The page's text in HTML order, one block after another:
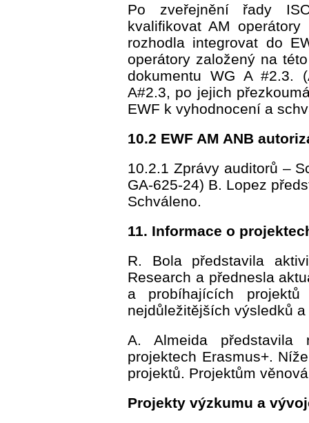
Po zveřejnění řady
kvalifikovat AM
rozhodla integrovat do
operátory založený na
dokumentu WG A #2.3.
A#2.3, po jejich
EWF k vyhodnocení a
10.2 EWF AM ANB
10.2.1 Zprávy auditorů –
GA-625-24) B. Lopez
Schváleno.
11. Informace o
R. Bola představila
Research a přednesla
a probíhajících
nejdůležitějších výsledků
A. Almeida
projektech Erasmus+.
projektů. Projektům
Projekty výzkumu a